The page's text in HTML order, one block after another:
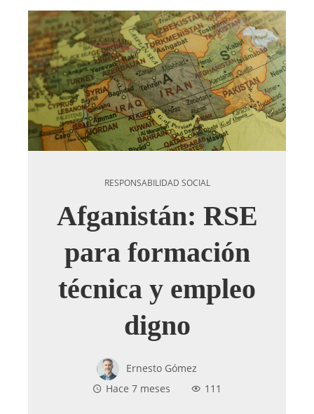
RESPONSABILIDAD SOCIAL
Afganistán: RSE
para formación
técnica y empleo
digno
Ernesto Gómez
Hace 7 meses
111